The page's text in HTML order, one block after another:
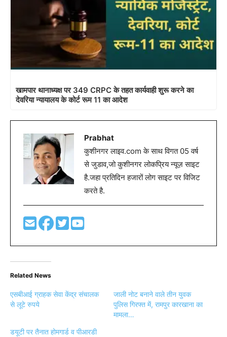
खामपार थानाध्यक्ष पर 349 CRPC के तहत कार्यवाही शुरू करने का
देवरिया न्यायालय के कोर्ट रूम 11 का आदेश
Prabhat
कुशीनगर लाइव.com के साथ विगत 05 वर्ष
से जुडाव,जो कुशीनगर लोकप्रिय न्यूज़ साइट
है.जहा प्रतिदिन हजारों लोग साइट पर विजिट
करते है.
Related News
एसबीआई ग्राहक सेवा केंद्र संचालक
से लूटे रुपये
जाली नोट बनाने वाले तीन युवक
पुलिस गिरफ्त में, रामपुर कारखाना का
मामला…
डयूटी पर तैनात होमगार्ड व पीआरडी